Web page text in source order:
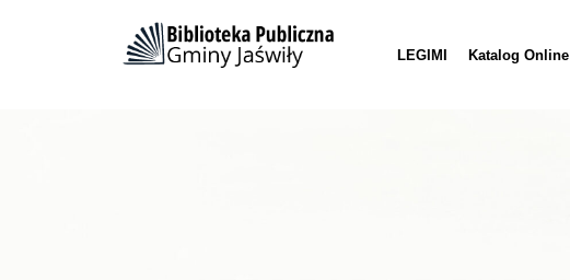
LEGIMI Katalog Online